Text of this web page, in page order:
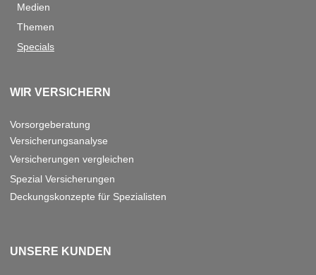
Medien
Themen
Specials
WIR VERSICHERN
Vorsorgeberatung
Versicherungsanalyse
Versicherungen vergleichen
Spezial Versicherungen
Deckungskonzepte für Spezialisten
UNSERE KUNDEN